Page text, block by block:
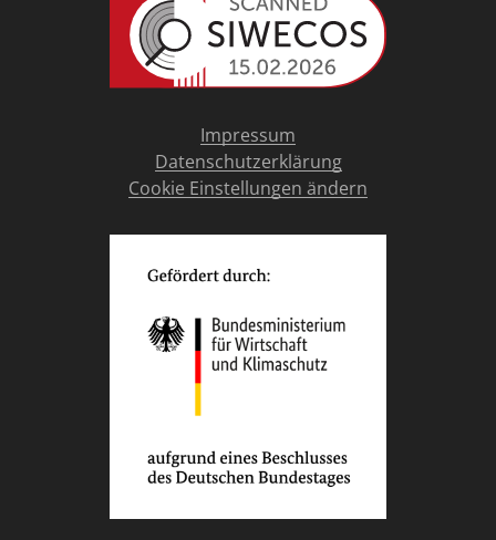
Impressum
Datenschutzerklärung
Cookie Einstellungen ändern